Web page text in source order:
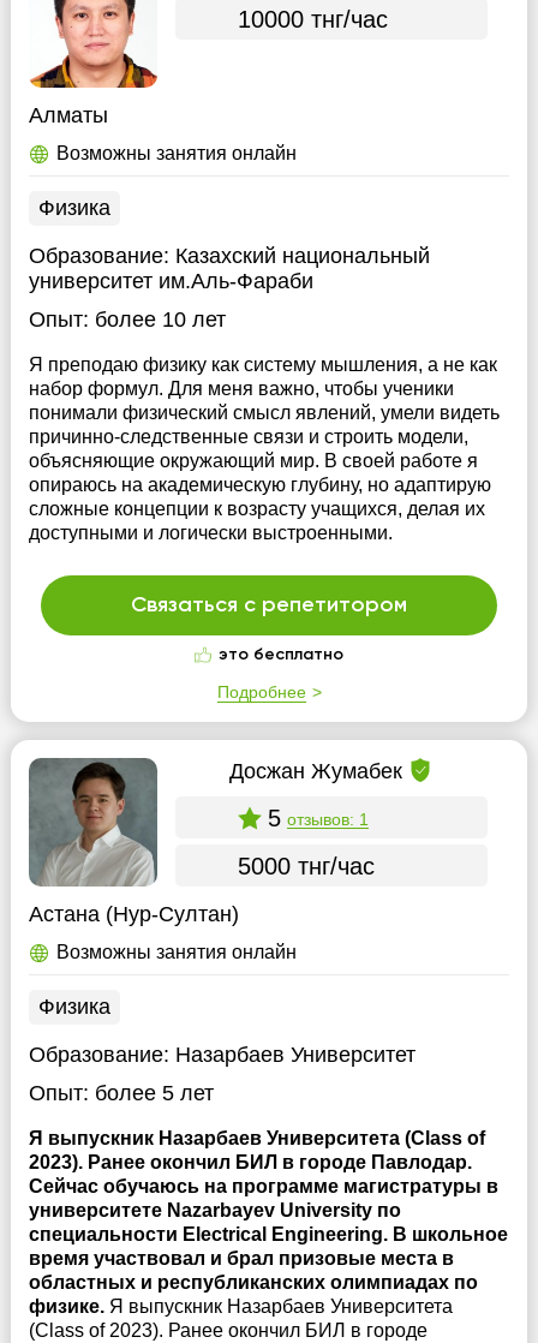
10000 тнг/час
Алматы
Возможны занятия онлайн
Физика
Образование: Казахский национальный
университет им.Аль-Фараби
Опыт: более 10 лет
Я преподаю физику как систему мышления, а не как
набор формул. Для меня важно, чтобы ученики
понимали физический смысл явлений, умели видеть
причинно-следственные связи и строить модели,
объясняющие окружающий мир. В своей работе я
опираюсь на академическую глубину, но адаптирую
сложные концепции к возрасту учащихся, делая их
доступными и логически выстроенными.
Связаться с репетитором
это бесплатно
Подробнее
Досжан Жумабек
5 отзывов: 1
5000 тнг/час
Астана (Нур-Султан)
Возможны занятия онлайн
Физика
Образование: Назарбаев Университет
Опыт: более 5 лет
Я выпускник Назарбаев Университета (Class of
2023). Ранее окончил БИЛ в городе Павлодар.
Сейчас обучаюсь на программе магистратуры в
университете Nazarbayev University по
специальности Electrical Engineering. В школьное
время участвовал и брал призовые места в
областных и республиканских олимпиадах по
физике. Я выпускник Назарбаев Университета
(Class of 2023). Ранее окончил БИЛ в городе